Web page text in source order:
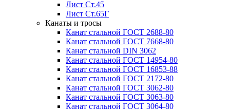
Лист Ст.45
Лист Ст.65Г
Канаты и тросы
Канат стальной ГОСТ 2688-80
Канат стальной ГОСТ 7668-80
Канат стальной DIN 3062
Канат стальной ГОСТ 14954-80
Канат стальной ГОСТ 16853-88
Канат стальной ГОСТ 2172-80
Канат стальной ГОСТ 3062-80
Канат стальной ГОСТ 3063-80
Канат стальной ГОСТ 3064-80